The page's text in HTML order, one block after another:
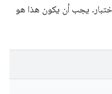
يجب أن يكون هذا هو